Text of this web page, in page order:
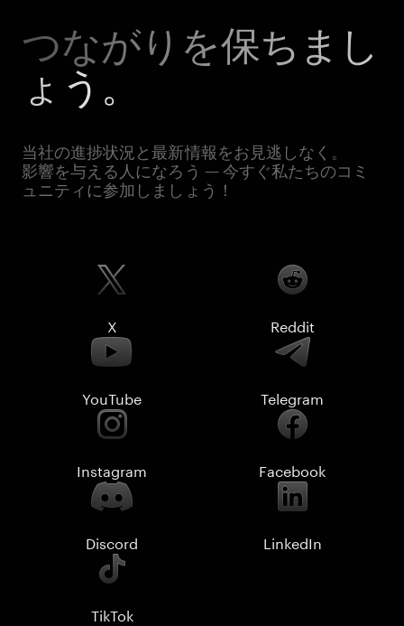
つながりを保ちまし
ょう。
当社の進捗状況と最新情報をお見逃しなく。
影響を与える人になろう — 今すぐ私たちのコミ
ュニティに参加しましょう！
X Reddit
YouTube Telegram
Instagram Facebook
Discord LinkedIn
TikTok